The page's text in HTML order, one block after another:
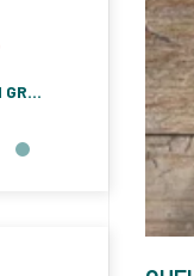
COUTEAU D'OFFICE 10 CM GRAND CHEF